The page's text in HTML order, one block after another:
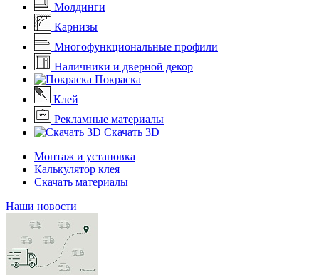
Молдинги
Карнизы
Многофункциональные профили
Наличники и дверной декор
Покраска
Клей
Рекламные материалы
Скачать 3D
Монтаж и установка
Калькулятор клея
Скачать материалы
Наши новости